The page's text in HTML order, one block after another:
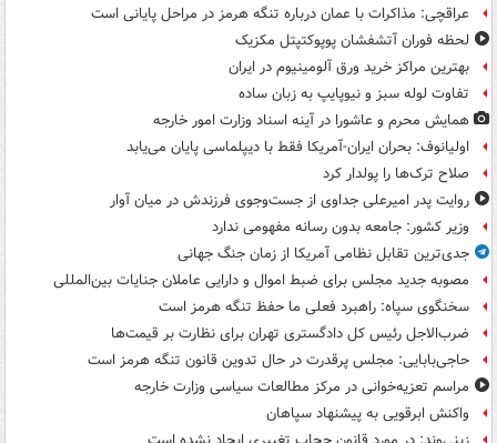
عراقچی: مذاکرات با عمان درباره تنگه هرمز در مراحل پایانی است
لحظه فوران آتشفشان پوپوکتپتل مکزیک
بهترین مراکز خرید ورق آلومینیوم در ایران
تفاوت لوله سبز و نیوپایپ به زبان ساده
همایش محرم و عاشورا در آینه اسناد وزارت امور خارجه
اولیانوف: بحران ایران-آمریکا فقط با دیپلماسی پایان می‌یابد
صلاح ترک‌ها را پولدار کرد
روایت پدر امیرعلی جداوی از جست‌وجوی فرزندش در میان آوار
وزیر کشور: جامعه بدون رسانه مفهومی ندارد
جدی‌ترین تقابل نظامی آمریکا از زمان جنگ جهانی
مصوبه جدید مجلس برای ضبط اموال و دارایی عاملان جنایات بین‌المللی
سخنگوی سپاه: راهبرد فعلی ما حفظ تنگه هرمز است
ضرب‌الاجل رئیس کل دادگستری تهران برای نظارت بر قیمت‌ها
حاجی‌بابایی: مجلس پرقدرت در حال تدوین قانون تنگه هرمز است
مراسم تعزیه‌خوانی در مرکز مطالعات سیاسی وزارت خارجه
واکنش ابرقویی به پیشنهاد سپاهان